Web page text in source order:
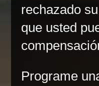
rechazado
que usted
Programe